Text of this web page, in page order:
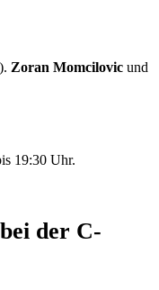
Zoran Momcilovic und
19:30 Uhr.
der C-